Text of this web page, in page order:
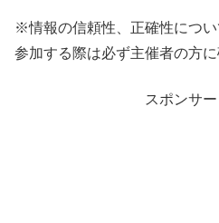
※情報の信頼性、正確性につい
参加する際は必ず主催者の方に
スポンサ